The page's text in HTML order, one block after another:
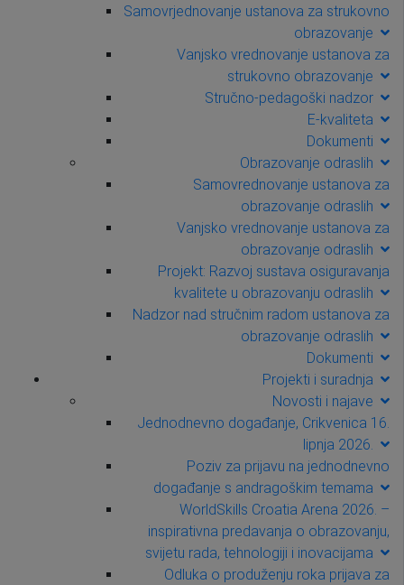
Samovrjednovanje ustanova za strukovno
obrazovanje
Vanjsko vrednovanje ustanova za
strukovno obrazovanje
Stručno-pedagoški nadzor
E-kvaliteta
Dokumenti
Obrazovanje odraslih
Samovrednovanje ustanova za
obrazovanje odraslih
Vanjsko vrednovanje ustanova za
obrazovanje odraslih
Projekt: Razvoj sustava osiguravanja
kvalitete u obrazovanju odraslih
Nadzor nad stručnim radom ustanova za
obrazovanje odraslih
Dokumenti
Projekti i suradnja
Novosti i najave
Jednodnevno događanje, Crikvenica 16.
lipnja 2026.
Poziv za prijavu na jednodnevno
događanje s andragoškim temama
WorldSkills Croatia Arena 2026. –
inspirativna predavanja o obrazovanju,
svijetu rada, tehnologiji i inovacijama
Odluka o produženju roka prijava za